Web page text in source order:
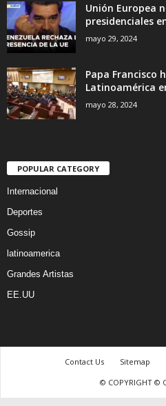
Unión Europea
presidenciales
mayo 29, 2024
Papa Francisco
Latinoamérica
mayo 28, 2024
POPULAR CATEGORY
Internacional
Deportes
Gossip
latinoamerica
Grandes Artistas
EE.UU
Contact Us Sitemap
© COPYRIGHT ©